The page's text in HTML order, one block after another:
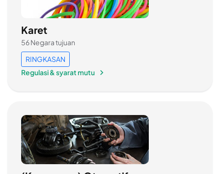
Karet
56 Negara tujuan
RINGKASAN
Regulasi & syarat mutu